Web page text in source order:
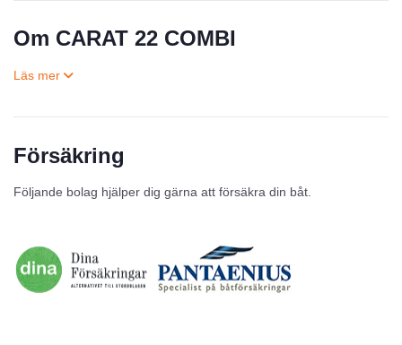
Om CARAT 22 COMBI
Försäkring
Följande bolag hjälper dig gärna att försäkra din båt.